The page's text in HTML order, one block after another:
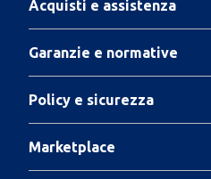
Acquisti e assistenza
Garanzie e normative
Policy e sicurezza
Marketplace